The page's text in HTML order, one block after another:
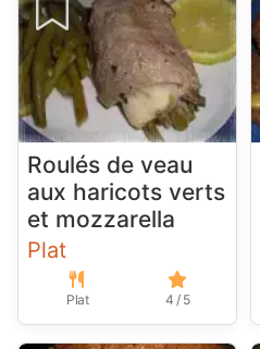
Roulés de veau
aux haricots verts
et mozzarella
Plat
Plat 4 / 5